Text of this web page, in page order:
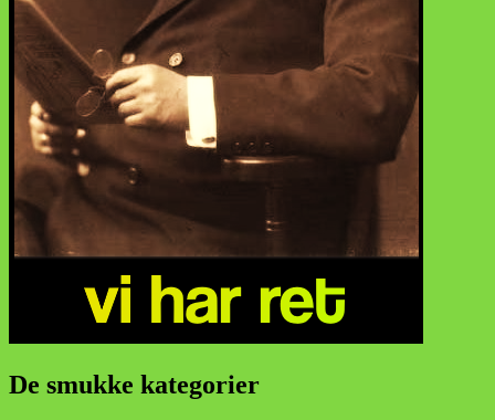
De smukke kategorier